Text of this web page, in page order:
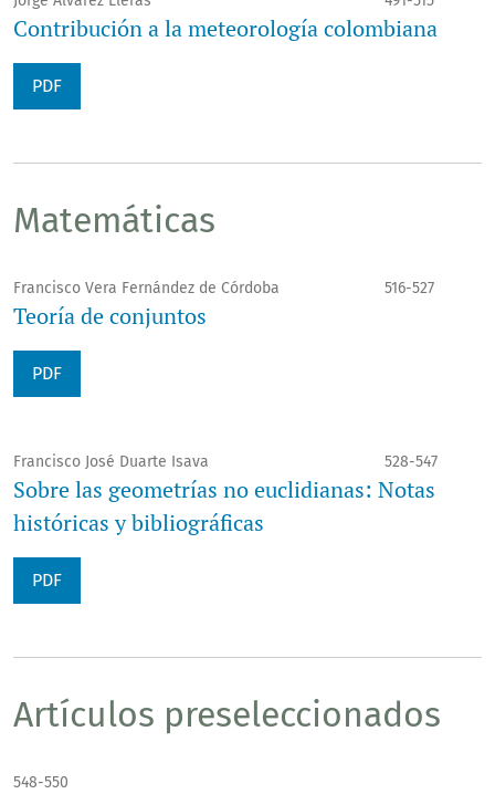
Contribución a la meteorología colombiana
PDF
Matemáticas
Francisco Vera Fernández de Córdoba 516-527
Teoría de conjuntos
PDF
Francisco José Duarte Isava 528-547
Sobre las geometrías no euclidianas: Notas
históricas y bibliográficas
PDF
Artículos preseleccionados
548-550